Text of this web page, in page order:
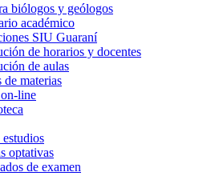
biólogos y geólogos
académico
SIU Guaraní
de horarios y docentes
de aulas
de materias
line
optativas
de examen